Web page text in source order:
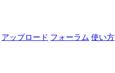
アップロード フォーラム 使い方